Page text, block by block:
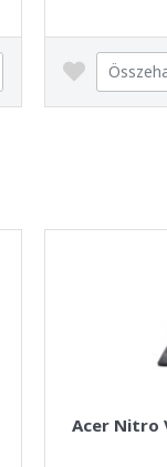
Acer Nitro